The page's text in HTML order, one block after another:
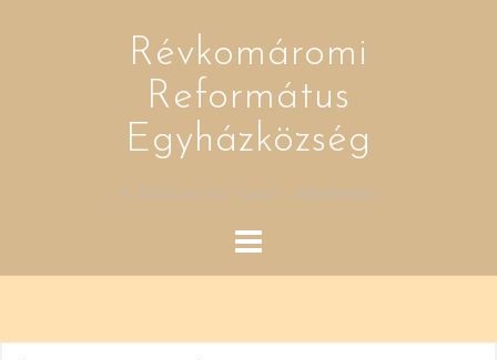
Révkomáromi
Református
Egyházközség
A 2003-as Kis Tükör - letölthető